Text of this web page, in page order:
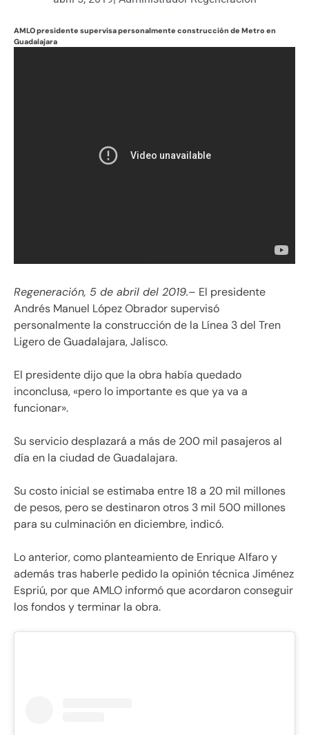
AMLO presidente supervisa personalmente construcción de Metro en
Guadalajara
Regeneración, 5 de abril del 2019.– El presidente
Andrés Manuel López Obrador supervisó
personalmente la construcción de la Línea 3 del Tren
Ligero de Guadalajara, Jalisco.
El presidente dijo que la obra había quedado
inconclusa, «pero lo importante es que ya va a
funcionar».
Su servicio desplazará a más de 200 mil pasajeros al
día en la ciudad de Guadalajara.
Su costo inicial se estimaba entre 18 a 20 mil millones
de pesos, pero se destinaron otros 3 mil 500 millones
para su culminación en diciembre, indicó.
Lo anterior, como planteamiento de Enrique Alfaro y
además tras haberle pedido la opinión técnica Jiménez
Espriú, por que AMLO informó que acordaron conseguir
los fondos y terminar la obra.